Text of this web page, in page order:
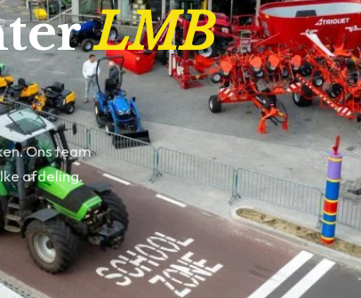
LMB
Ons team
afdeling.